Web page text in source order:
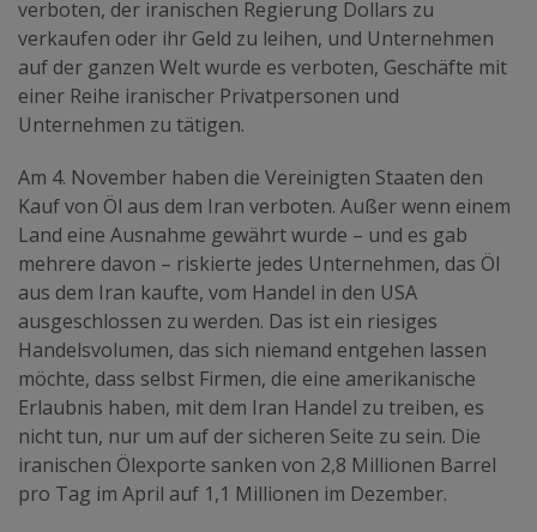
verboten, der iranischen Regierung Dollars zu
verkaufen oder ihr Geld zu leihen, und Unternehmen
auf der ganzen Welt wurde es verboten, Geschäfte mit
einer Reihe iranischer Privatpersonen und
Unternehmen zu tätigen.
Am 4. November haben die Vereinigten Staaten den
Kauf von Öl aus dem Iran verboten. Außer wenn einem
Land eine Ausnahme gewährt wurde – und es gab
mehrere davon – riskierte jedes Unternehmen, das Öl
aus dem Iran kaufte, vom Handel in den USA
ausgeschlossen zu werden. Das ist ein riesiges
Handelsvolumen, das sich niemand entgehen lassen
möchte, dass selbst Firmen, die eine amerikanische
Erlaubnis haben, mit dem Iran Handel zu treiben, es
nicht tun, nur um auf der sicheren Seite zu sein. Die
iranischen Ölexporte sanken von 2,8 Millionen Barrel
pro Tag im April auf 1,1 Millionen im Dezember.